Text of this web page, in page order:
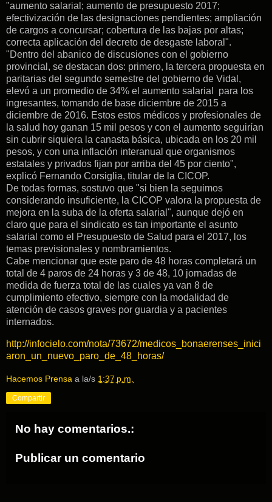
"aumento salarial; aumento de presupuesto 2017;
efectivización de las designaciones pendientes; ampliación
de cargos a concursar; cobertura de las bajas por altas;
correcta aplicación del decreto de desgaste laboral".
"Dentro del abanico de discusiones con el gobierno
provincial, se destacan dos: primero, la tercera propuesta en
paritarias del segundo semestre del gobierno de Vidal,
elevó a un promedio de 34% el aumento salarial para los
ingresantes, tomando de base diciembre de 2015 a
diciembre de 2016. Estos estos médicos y profesionales de
la salud hoy ganan 15 mil pesos y con el aumento seguirían
sin cubrir siquiera la canasta básica, ubicada en los 20 mil
pesos, y con una inflación interanual que organismos
estatales y privados fijan por arriba del 45 por ciento",
explicó Fernando Corsiglia, titular de la CICOP.
De todas formas, sostuvo que "si bien la seguimos
considerando insuficiente, la CICOP valora la propuesta de
mejora en la suba de la oferta salarial", aunque dejó en
claro que para el sindicato es tan importante el asunto
salarial como el Presupuesto de Salud para el 2017, los
temas previsionales y nombramientos.
Cabe mencionar que este paro de 48 horas completará un
total de 4 paros de 24 horas y 3 de 48, 10 jornadas de
medida de fuerza total de las cuales ya van 8 de
cumplimiento efectivo, siempre con la modalidad de
atención de casos graves por guardia y a pacientes
internados.
http://infocielo.com/nota/73672/medicos_bonaerenses_inici
aron_un_nuevo_paro_de_48_horas/
Hacemos Prensa a la/s 1:37 p.m.
Compartir
No hay comentarios.:
Publicar un comentario